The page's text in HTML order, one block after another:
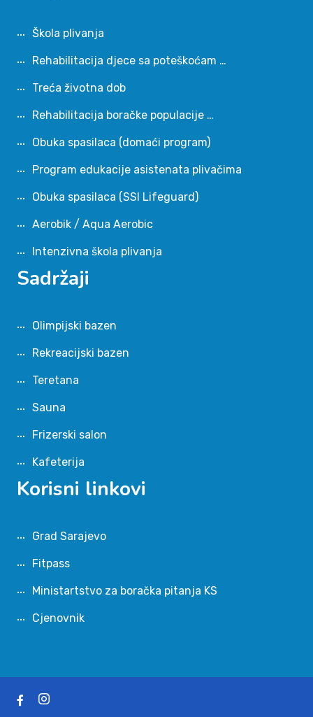
Škola plivanja
Rehabilitacija djece sa poteškoćam …
Treća životna dob
Rehabilitacija boračke populacije …
Obuka spasilaca (domaći program)
Program edukacije asistenata plivačima
Obuka spasilaca (SSI Lifeguard)
Aerobik / Aqua Aerobic
Intenzivna škola plivanja
Sadržaji
Olimpijski bazen
Rekreacijski bazen
Teretana
Sauna
Frizerski salon
Kafeterija
Korisni linkovi
Grad Sarajevo
Fitpass
Ministartstvo za boračka pitanja KS
Cjenovnik